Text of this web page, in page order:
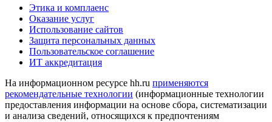
Этика и комплаенс
Оказание услуг
Использование сайтов
Защита персональных данных
Пользовательское соглашение
ИТ аккредитация
На информационном ресурсе hh.ru применяются
рекомендательные технологии (информационные технологии
предоставления информации на основе сбора, систематизации
и анализа сведений, относящихся к предпочтениям